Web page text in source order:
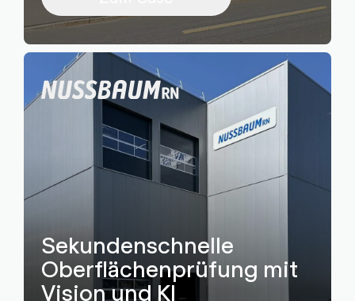
Sekundenschnelle
Oberflächenprüfung mit
Vision und KI